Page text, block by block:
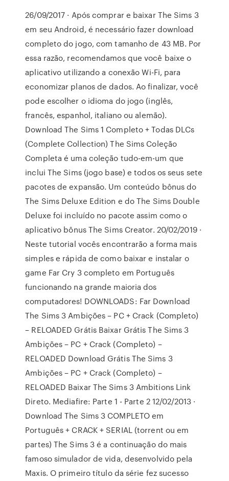
26/09/2017 · Após comprar e baixar The Sims 3
em seu Android, é necessário fazer download
completo do jogo, com tamanho de 43 MB. Por
essa razão, recomendamos que você baixe o
aplicativo utilizando a conexão Wi-Fi, para
economizar planos de dados. Ao finalizar, você
pode escolher o idioma do jogo (inglês,
francês, espanhol, italiano ou alemão).
Download The Sims 1 Completo + Todas DLCs
(Complete Collection) The Sims Coleção
Completa é uma coleção tudo-em-um que
inclui The Sims (jogo base) e todos os seus sete
pacotes de expansão. Um conteúdo bônus do
The Sims Deluxe Edition e do The Sims Double
Deluxe foi incluído no pacote assim como o
aplicativo bônus The Sims Creator. 20/02/2019 ·
Neste tutorial vocês encontrarão a forma mais
simples e rápida de como baixar e instalar o
game Far Cry 3 completo em Português
funcionando na grande maioria dos
computadores! DOWNLOADS: Far Download
The Sims 3 Ambições – PC + Crack (Completo)
– RELOADED Grátis Baixar Grátis The Sims 3
Ambições – PC + Crack (Completo) –
RELOADED Download Grátis The Sims 3
Ambições – PC + Crack (Completo) –
RELOADED Baixar The Sims 3 Ambitions Link
Direto. Mediafire: Parte 1 - Parte 2 12/02/2013 ·
Download The Sims 3 COMPLETO em
Português + CRACK + SERIAL (torrent ou em
partes) The Sims 3 é a continuação do mais
famoso simulador de vida, desenvolvido pela
Maxis. O primeiro título da série fez sucesso